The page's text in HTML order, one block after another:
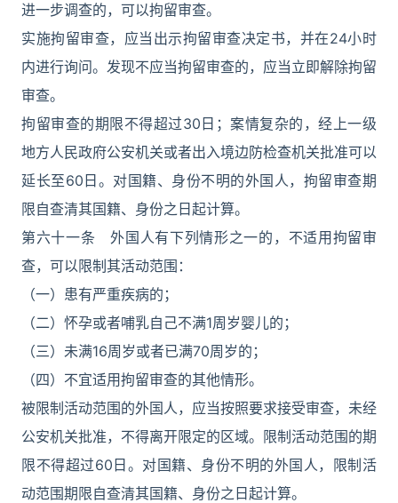
进一步调查的，可以拘留审查。
实施拘留审查，应当出示拘留审查决定书，并在24小时
内进行询问。发现不应当拘留审查的，应当立即解除拘留
审查。
拘留审查的期限不得超过30日；案情复杂的，经上一级
地方人民政府公安机关或者出入境边防检查机关批准可以
延长至60日。对国籍、身份不明的外国人，拘留审查期
限自查清其国籍、身份之日起计算。
第六十一条 外国人有下列情形之一的，不适用拘留审
查，可以限制其活动范围：
（一）患有严重疾病的；
（二）怀孕或者哺乳自己不满1周岁婴儿的；
（三）未满16周岁或者已满70周岁的；
（四）不宜适用拘留审查的其他情形。
被限制活动范围的外国人，应当按照要求接受审查，未经
公安机关批准，不得离开限定的区域。限制活动范围的期
限不得超过60日。对国籍、身份不明的外国人，限制活
动范围期限自查清其国籍、身份之日起计算。